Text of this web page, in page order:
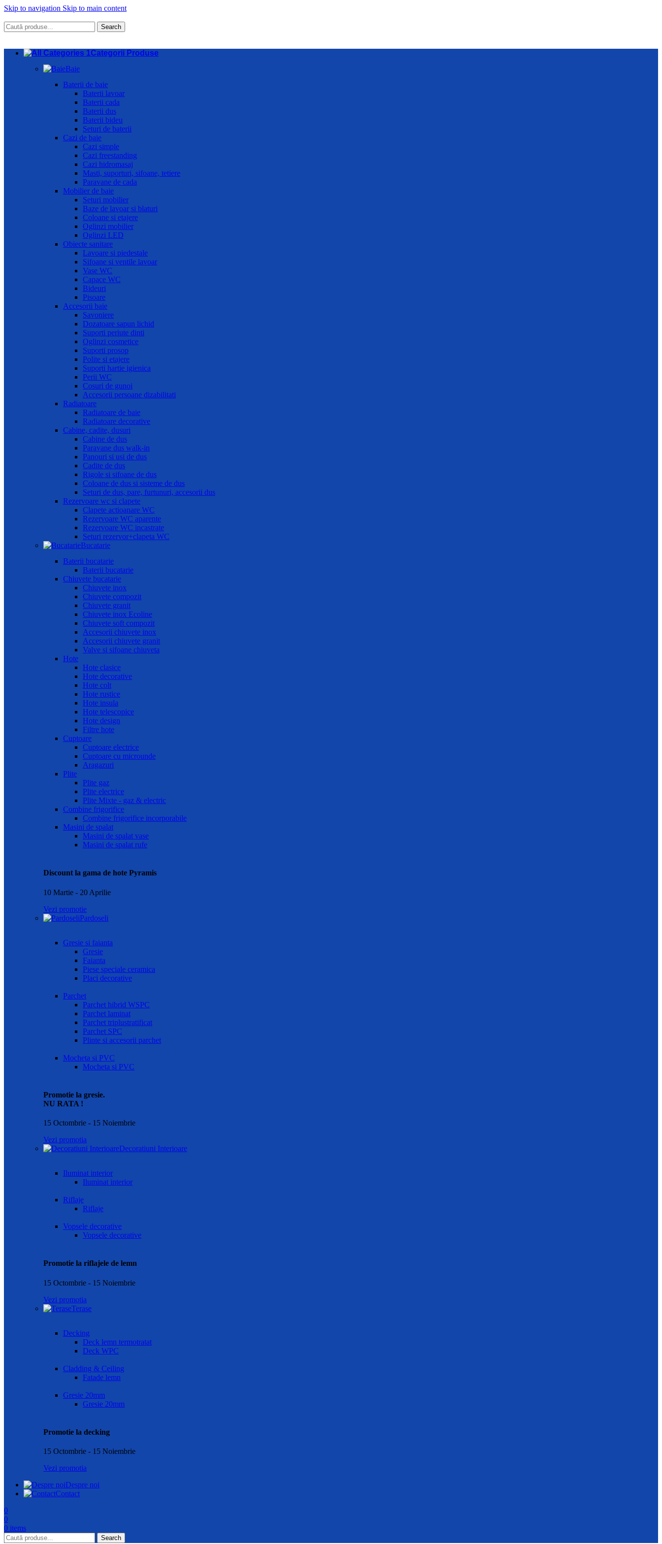
Skip to navigation Skip to main content
Search
Categorii Produse
Baie
Baterii de baie
Baterii lavoar
Baterii cada
Baterii dus
Baterii bideu
Seturi de baterii
Cazi de baie
Cazi simple
Cazi freestanding
Cazi hidromasaj
Masti, suporturi, sifoane, tetiere
Paravane de cada
Mobilier de baie
Seturi mobilier
Baze de lavoar si blaturi
Coloane si etajere
Oglinzi mobilier
Oglinzi LED
Obiecte sanitare
Lavoare si piedestale
Sifoane si ventile lavoar
Vase WC
Capace WC
Bideuri
Pisoare
Accesorii baie
Savoniere
Dozatoare sapun lichid
Suporti periute dinti
Oglinzi cosmetice
Suporti prosop
Polite si etajere
Suporti hartie igienica
Perii WC
Cosuri de gunoi
Accesorii persoane dizabilitati
Radiatoare
Radiatoare de baie
Radiatoare decorative
Cabine, cadite, dusuri
Cabine de dus
Paravane dus walk-in
Panouri si usi de dus
Cadite de dus
Rigole si sifoane de dus
Coloane de dus si sisteme de dus
Seturi de dus, pare, furtunuri, accesorii dus
Rezervoare wc si clapete
Clapete actioanare WC
Rezervoare WC aparente
Rezervoare WC incastrate
Seturi rezervor+clapeta WC
Bucatarie
Baterii bucatarie
Baterii bucatarie
Chiuvete bucatarie
Chiuvete inox
Chiuvete compozit
Chiuvete granit
Chiuvete inox Ecoline
Chiuvete soft compozit
Accesorii chiuvete inox
Accesorii chiuvete granit
Valve si sifoane chiuveta
Hote
Hote clasice
Hote decorative
Hote colt
Hote rustice
Hote insula
Hote telescopice
Hote design
Filtre hote
Cuptoare
Cuptoare electrice
Cuptoare cu microunde
Aragazuri
Plite
Plite gaz
Plite electrice
Plite Mixte - gaz & electric
Combine frigorifice
Combine frigorifice incorporabile
Masini de spalat
Masini de spalat vase
Masini de spalat rufe
Discount la gama de hote Pyramis
10 Martie - 20 Aprilie
Vezi promotie
Pardoseli
Gresie si faianta
Gresie
Faianta
Piese speciale ceramica
Placi decorative
Parchet
Parchet hibrid WSPC
Parchet laminat
Parchet triplustratificat
Parchet SPC
Plinte si accesorii parchet
Mocheta si PVC
Mocheta si PVC
Promotie la gresie.
NU RATA !
15 Octombrie - 15 Noiembrie
Vezi promotia
Decoratiuni Interioare
Iluminat interior
Iluminat interior
Riflaje
Riflaje
Vopsele decorative
Vopsele decorative
Promotie la riflajele de lemn
15 Octombrie - 15 Noiembrie
Vezi promotia
Terase
Decking
Deck lemn termotratat
Deck WPC
Cladding & Ceiling
Fatade lemn
Gresie 20mm
Gresie 20mm
Promotie la decking
15 Octombrie - 15 Noiembrie
Vezi promotia
Despre noi
Contact
0
0
0 items
Search